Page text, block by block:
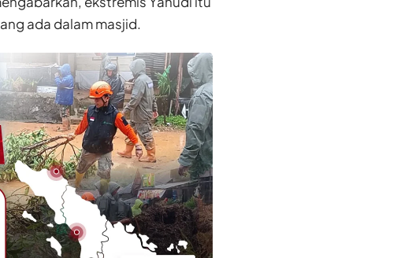
ada dalam masjid.